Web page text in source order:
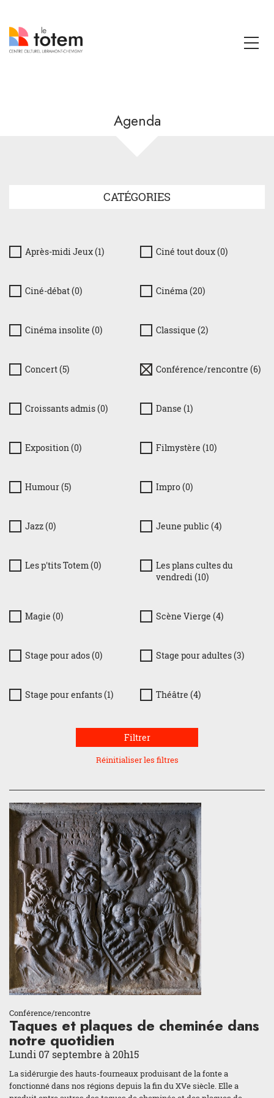
Agenda
CATÉGORIES
Après-midi Jeux (1) Ciné tout doux (0)
Ciné-débat (0) Cinéma (20)
Cinéma insolite (0) Classique (2)
Concert (5) Conférence/rencontre (6)
Croissants admis (0) Danse (1)
Exposition (0) Filmystère (10)
Humour (5) Impro (0)
Jazz (0) Jeune public (4)
Les p'tits Totem (0)
Les plans cultes du
vendredi (10)
Magie (0) Scène Vierge (4)
Stage pour ados (0) Stage pour adultes (3)
Stage pour enfants (1) Théâtre (4)
Filtrer
Réinitialiser les filtres
Conférence/rencontre
Taques et plaques de cheminée dans
notre quotidien
Lundi 07 septembre à 20h15
La sidérurgie des hauts-fourneaux produisant de la fonte a
fonctionné dans nos régions depuis la fin du XVe siècle. Elle a